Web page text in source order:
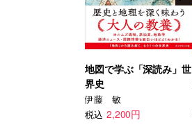
地図で学ぶ「深読み」世
界史
伊藤 敏
税込 2,200円